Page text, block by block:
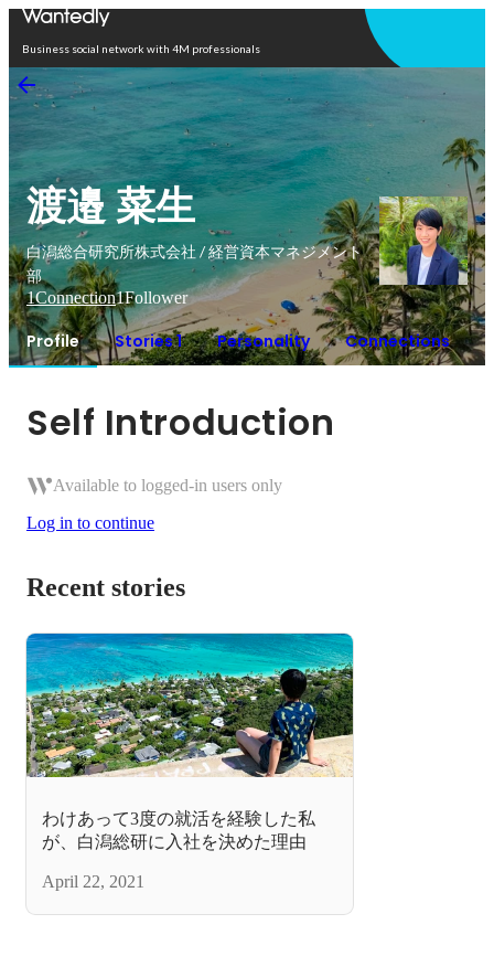
Business social network with 4M professionals
渡邉 菜生
白潟総合研究所株式会社 / 経営資本マネジメント
部
1Connection1Follower
Profile Stories 1 Personality Connections
Self Introduction
Available to logged-in users only
Log in to continue
Recent stories
わけあって3度の就活を経験した私
が、白潟総研に入社を決めた理由
April 22, 2021